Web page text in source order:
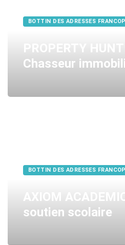
BOTTIN DES ADRESSES
PROPERTY
Chasseur
BOTTIN DES ADRESSES
AXIOM
soutien scolaire